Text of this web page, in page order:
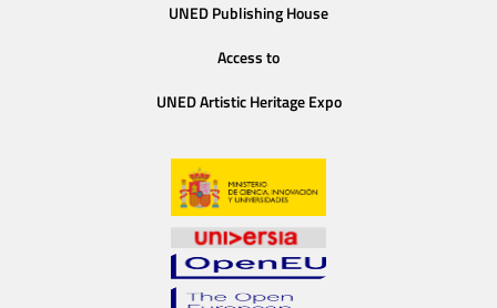
UNED Publishing House
Access to
UNED Artistic Heritage Expo